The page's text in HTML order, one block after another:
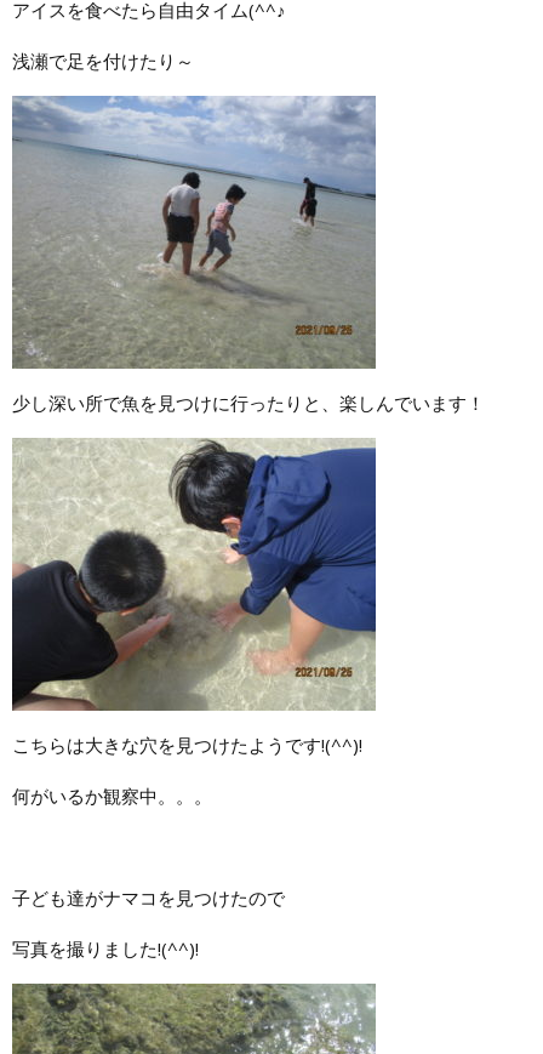
アイスを食べたら自由タイム(^^♪
浅瀬で足を付けたり～
少し深い所で魚を見つけに行ったりと、楽しんでいます！
こちらは大きな穴を見つけたようです!(^^)!
何がいるか観察中。。。
子ども達がナマコを見つけたので
写真を撮りました!(^^)!